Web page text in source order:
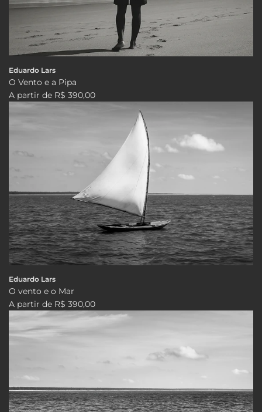
Eduardo Lars
O Vento e a Pipa
A partir de R$ 390,00
Eduardo Lars
O vento e o Mar
A partir de R$ 390,00